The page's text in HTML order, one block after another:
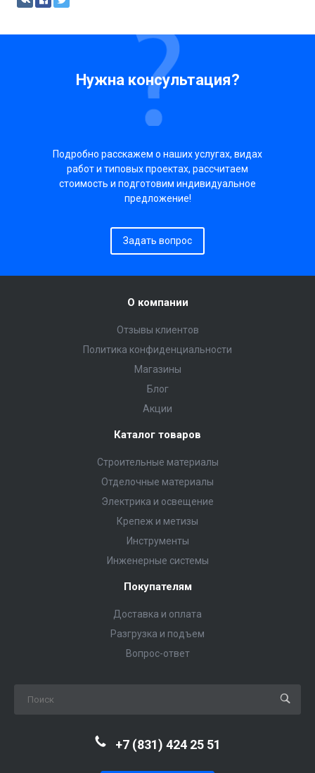
Нужна консультация?
Подробно расскажем о наших услугах, видах
работ и типовых проектах, рассчитаем
стоимость и подготовим индивидуальное
предложение!
Задать вопрос
О компании
Отзывы клиентов
Политика конфиденциальности
Магазины
Блог
Акции
Каталог товаров
Строительные материалы
Отделочные материалы
Электрика и освещение
Крепеж и метизы
Инструменты
Инженерные системы
Покупателям
Доставка и оплата
Разгрузка и подъем
Вопрос-ответ
+7 (831) 424 25 51